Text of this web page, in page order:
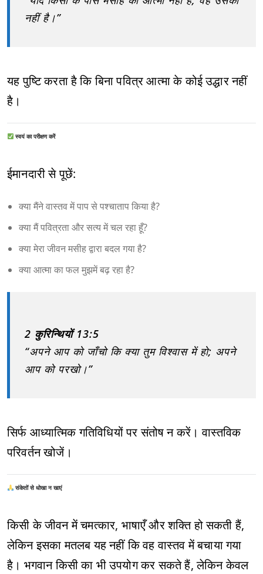
नहीं है।”
यह पुष्टि करता है कि बिना पवित्र आत्मा के कोई उद्धार नहीं
है।
स्वयं का परीक्षण करें
ईमानदारी से पूछें:
क्या मैंने वास्तव में पाप से पश्चाताप किया है?
क्या मैं पवित्रता और सत्य में चल रहा हूँ?
क्या मेरा जीवन मसीह द्वारा बदल गया है?
क्या आत्मा का फल मुझमें बढ़ रहा है?
2 कुरिन्थियों 13:5
“अपने आप को जाँचो कि क्या तुम विश्वास में हो; अपने
आप को परखो।”
सिर्फ आध्यात्मिक गतिविधियों पर संतोष न करें। वास्तविक
परिवर्तन खोजें।
संकेतों से धोखा न खाएं
किसी के जीवन में चमत्कार, भाषाएँ और शक्ति हो सकती हैं,
लेकिन इसका मतलब यह नहीं कि वह वास्तव में बचाया गया
है। भगवान किसी का भी उपयोग कर सकते हैं, लेकिन केवल